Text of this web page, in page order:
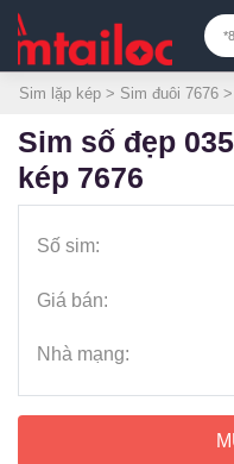
Sim lặp kép > Sim đuôi 7676
sim số đẹp 0352807676 - sim lặp
kép 7676
Số sim:
Giá bán:
Nhà mạng: